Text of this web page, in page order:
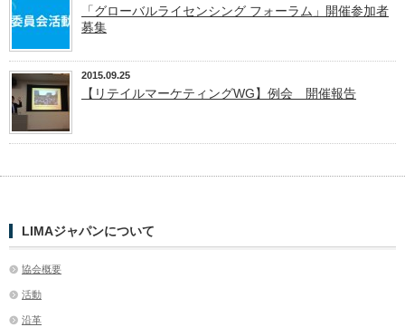
「グローバルライセンシング フォーラム」開催参加者
募集
2015.09.25
【リテイルマーケティングWG】例会 開催報告
LIMAジャパンについて
協会概要
活動
沿革